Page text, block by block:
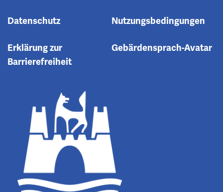
Datenschutz Nutzungsbedingungen
Erklärung zur
Barrierefreiheit
Gebärdensprach-Avatar